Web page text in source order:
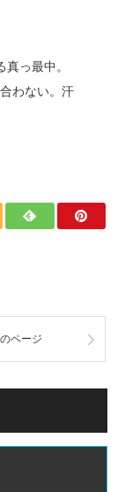
っ最中。
わない。汗
ページ